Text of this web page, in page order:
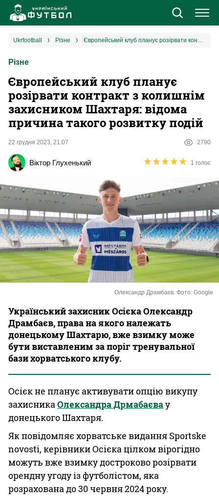
Новини
Єврокубки
УПЛ
Різне
Букмекери
Казино
ukrfootball різне Європейський клуб планує розірвати контракт з колишнім захисником Шахтаря: відома причина такого розвитку подій
Різне
Європейський клуб планує
розірвати контракт з колишнім
захисником Шахтаря: відома
причина такого розвитку подій
22 грудня 2023, 21:07 2790
Віктор Глухенький ★★★★★
★★★★★ 1 голос
Олександр Драмбаєв. Фото: Google
Український захисник Осієка Олександр
Драмбаєв, права на якого належать
донецькому Шахтарю, вже взимку може
бути виставленим за поріг тренувальної
бази хорватського клубу.
Осієк не планує активувати опцію викупу
захисникаОлександра Дрмабаєвау
донецького Шахтаря.
Як повідомляє хорватське видання Sportske
novosti, керівники Осієка цілком вірогідно
можуть вже взимку достроково розірвати
орендну угоду із футболістом, яка
розрахована до 30 червня 2024 року.